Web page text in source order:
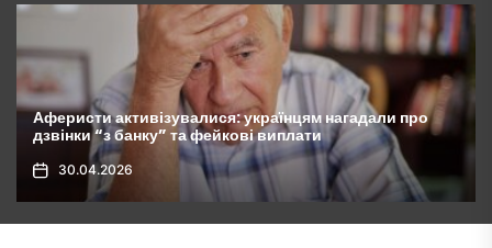
про
Комунальні платежі зростуть у 10 разів: українці
будуть покривати витрати сусідів
30.04.2026